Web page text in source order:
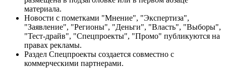
материала.
Новости с пометками "Мнение", "Экспертиза",
"Заявление", "Регионы", "Деньги", "Власть", "Выборы",
"Тест-драйв", "Спецпроекты", "Промо" публикуются на
правах рекламы.
Раздел Спецпроекты создается совместно с
коммерческими партнерами.